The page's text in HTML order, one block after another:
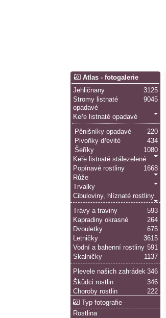
Atlas - fotogalerie
3125
Jehličnany
9045
Stromy listnaté
opadavé
Keře listnaté opadavé
220
Pěnišníky opadavé
434
Pivoňky dřevité
1080
Šeříky
Keře listnaté stálezelené
1668
Popínavé rostliny
Růže
Trvalky
Cibuloviny, hlíznaté rostliny
593
Trávy a traviny
264
Kapradiny okrasné
675
Dvouletky
3615
Letničky
591
Vodní a bahenní rostliny
1137
Skalničky
346
Plevele našich zahrádek
346
Škůdci rostlin
222
Choroby rostlin
Typ fotografie
Rostlina